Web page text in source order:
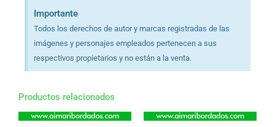
Importante
Todos los derechos de autor y marcas registradas de las
imágenes y personajes empleados pertenecen a sus
respectivos propietarios y no están a la venta.
Productos relacionados